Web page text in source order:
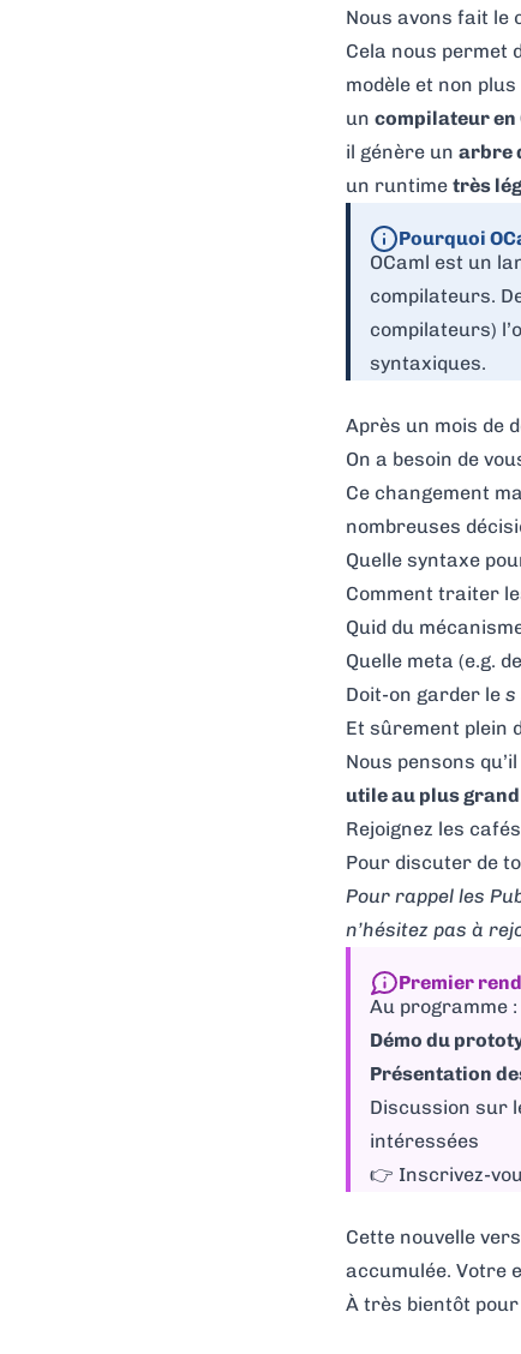
Nous avons fait le
Cela nous permet
modèle et non
un compilateur en
il génère un arbre
un runtime très
Pourquoi
OCaml est un
compilateurs.
compilateurs)
syntaxiques.
Après un mois de
On a besoin de
Ce changement
nombreuses
Quelle syntaxe
Comment traiter
Quid du
Quelle meta (e.g.
Doit-on garder le s
Et sûrement plein
Nous pensons
utile au plus
Rejoignez les
Pour discuter de
Pour rappel les
n’hésitez pas à
Premier
Au programme :
Démo du
Présentation
Discussion sur
intéressées
👉 Inscrivez-
Cette nouvelle
accumulée. Votre
À très bientôt